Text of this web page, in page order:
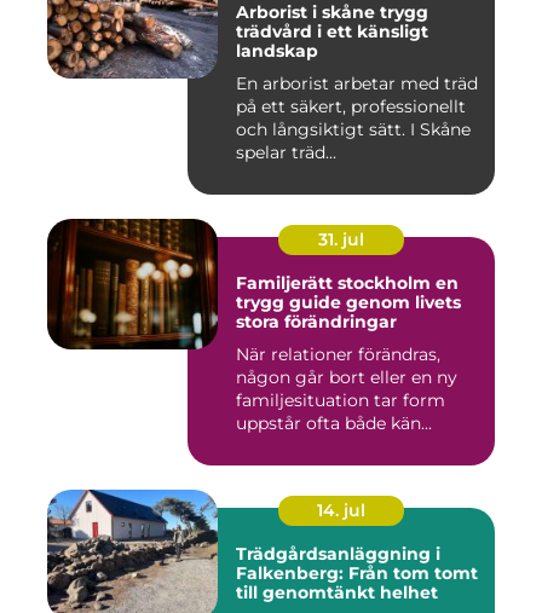
Arborist i skåne trygg
trädvård i ett känsligt
landskap
En arborist arbetar med träd
på ett säkert, professionellt
och långsiktigt sätt. I Skåne
spelar träd...
31. jul
Familjerätt stockholm en
trygg guide genom livets
stora förändringar
När relationer förändras,
någon går bort eller en ny
familjesituation tar form
uppstår ofta både kän...
14. jul
Trädgårdsanläggning i
Falkenberg: Från tom tomt
till genomtänkt helhet